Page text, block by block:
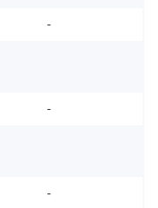
-
-
-